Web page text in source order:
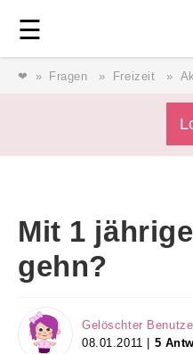
☰
❤ Fragen Freizeit
Mit 1
gehn?
Gelöschter
08.01.2011 | 5
Forum
Service